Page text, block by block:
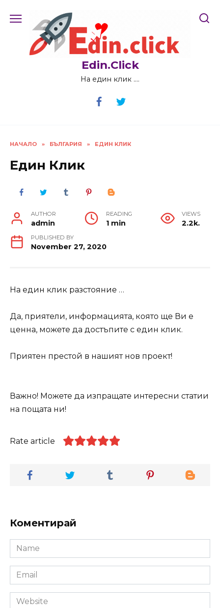
Edin.Click
На един клик ….
НАЧАЛО » БЪЛГАРИЯ » ЕДИН КЛИК
Един Клик
AUTHOR
admin
READING
1 min
VIEWS
2.2k.
PUBLISHED BY
November 27, 2020
На един клик разстояние …
Да, приятели, информацията, която ще Ви е
ценна, можете да достъпите с един клик.
Приятен престой в нашият нов проект!
Важно! Можете да изпращате интересни статии
на пощата ни!
Rate article
Коментирай
Name
*
Email
*
Website